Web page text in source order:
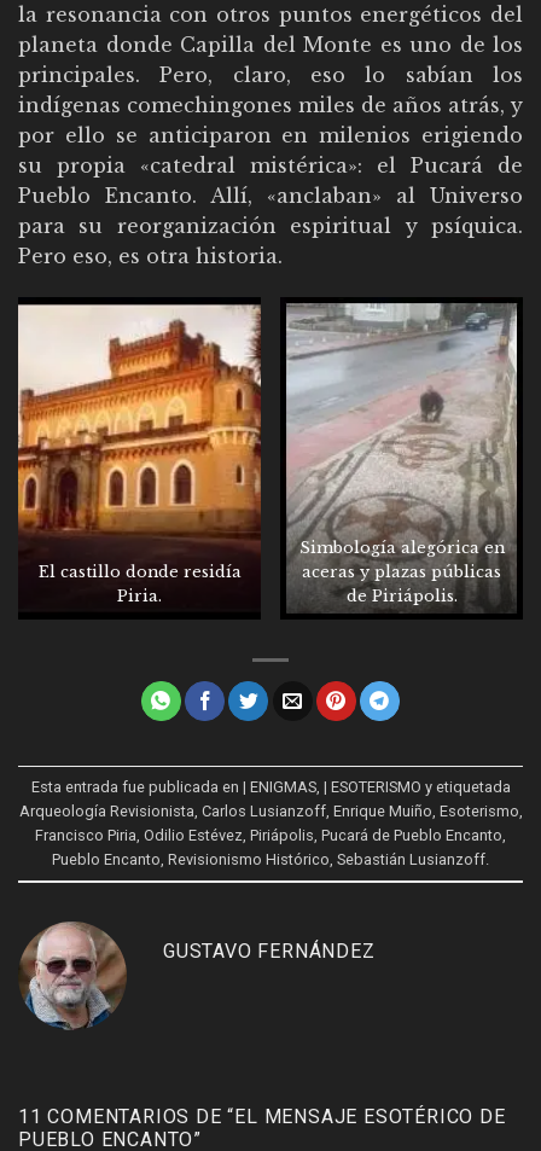
la resonancia con otros puntos energéticos del
planeta donde Capilla del Monte es uno de los
principales. Pero, claro, eso lo sabían los
indígenas comechingones miles de años atrás, y
por ello se anticiparon en milenios erigiendo
su propia «catedral mistérica»: el Pucará de
Pueblo Encanto. Allí, «anclaban» al Universo
para su reorganización espiritual y psíquica.
Pero eso, es otra historia.
El castillo donde residía
Piria.
Simbología alegórica en
aceras y plazas públicas
de Piriápolis.
Esta entrada fue publicada en | ENIGMAS, | ESOTERISMO y etiquetada
Arqueología Revisionista Carlos Lusianzoff, Enrique Muiño Esoterismo
Francisco Piria Odilio Estévez Piriápolis Pucará de Pueblo Encanto
Pueblo Encanto Revisionismo Histórico Sebastián Lusianzoff
GUSTAVO FERNÁNDEZ
11 COMENTARIOS DE “ EL MENSAJE ESOTÉRICO DE
PUEBLO ENCANTO”